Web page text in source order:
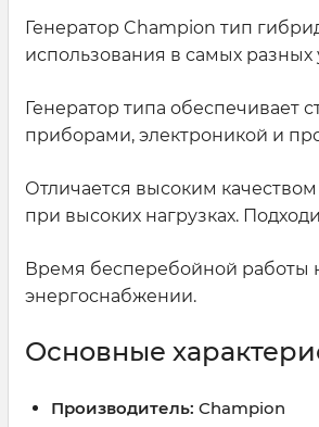
Генератор Champion тип
использования в самых разных
Генератор типа обеспечивает
приборами, электроникой и
Отличается высоким
при высоких нагрузках.
Время бесперебойной работы
энергоснабжении.
Основные
Производитель: Champion